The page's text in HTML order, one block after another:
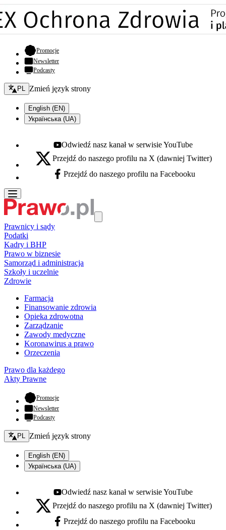
Promocje- otwiera się w nowej karcie
Newsletter
Podcasty
Zmień język - bieżący:
PL Zmień język strony
English (EN)
Українська (UA)
Youtube - otwiera się w nowej karcie
Odwiedź nasz kanał w serwisie YouTube
X - otwiera się w nowej karcie
Przejdź do naszego profilu na X (dawniej Twitter)
Facebook - otwiera się w nowej karcie
Przejdź do naszego profilu na Facebooku
Prawnicy i sądy
Podatki
Kadry i BHP
Prawo w biznesie
Samorząd i administracja
Szkoły i uczelnie
Zdrowie
Farmacja
Finansowanie zdrowia
Opieka zdrowotna
Zarządzanie
Zawody medyczne
Koronawirus a prawo
Orzeczenia
Prawo dla każdego
Akty Prawne
Promocje- otwiera się w nowej karcie
Newsletter
Podcasty
Zmień język - bieżący:
PL Zmień język strony
English (EN)
Українська (UA)
Youtube - otwiera się w nowej karcie
Odwiedź nasz kanał w serwisie YouTube
X - otwiera się w nowej karcie
Przejdź do naszego profilu na X (dawniej Twitter)
Facebook - otwiera się w nowej karcie
Przejdź do naszego profilu na Facebooku